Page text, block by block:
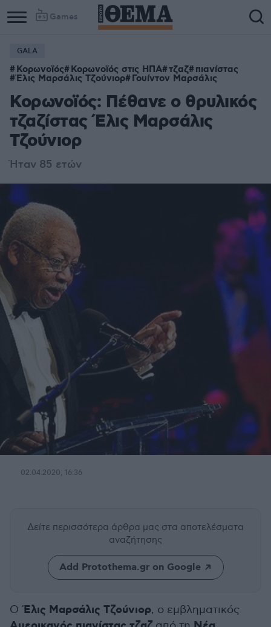
Games
GALA
Κορωνοϊός Κορωνοϊός στις ΗΠΑ τζαζ πιανίστας
Έλις Μαρσάλις Τζούνιορ Γουίντον Μαρσάλις
Κορωνοϊός: Πέθανε ο θρυλικός
τζαζίστας Έλις Μαρσάλις
Τζούνιορ
Ήταν 85 ετών
02.04.2020, 16:36
Δείτε περισσότερα άρθρα μας στα αποτελέσματα
αναζήτησης
Add Protothema.gr on Google
Ο Έλις Μαρσάλις Τζούνιορ, ο εμβληματικός